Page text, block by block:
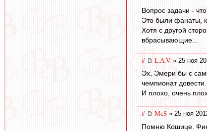
Вопрос задачи -
Это были фанаты,
Хотя с другой
вбрасывающие...
# L.А.V. » 25 ноя
Эх, Эмери бы с
чемпионат довести.
И плохо, очень
# McS » 25 ноя
Помню Кошице.